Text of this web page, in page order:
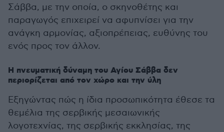
Σάββα, με την οποία, ο σκηνοθέτης και
παραγωγός επιχειρεί να αφυπνίσει για την
ανάγκη αρμονίας, αξιοπρέπειας, ευθύνης του
ενός προς τον άλλον.
Η πνευματική δύναμη του Αγίου Σάββα δεν
περιορίζεται από τον χώρο και την ύλη
Εξηγώντας πώς η ίδια προσωπικότητα έθεσε τα
θεμέλια της σερβικής μεσαιωνικής
λογοτεχνίας, της σερβικής εκκλησίας, της